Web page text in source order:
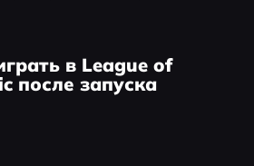
в League of
после запуска